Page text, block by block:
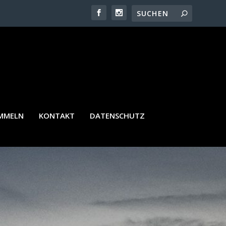
KONTAKT DATENSCHUTZ
ENTFERNEN